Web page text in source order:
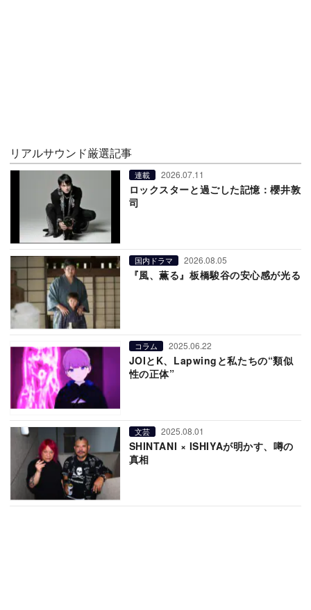
リアルサウンド厳選記事
連載 2026.07.11
ロックスターと過ごした記憶：櫻井敦
司
国内ドラマ 2026.08.05
『風、薫る』板橋駿谷の安心感が光る
コラム 2025.06.22
JOIとK、Lapwingと私たちの“類似
性の正体”
文芸 2025.08.01
SHINTANI × ISHIYAが明かす、噂の
真相